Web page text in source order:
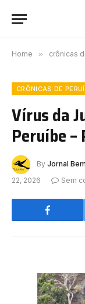
Home » crônicas
CRÔNICAS DE
Vírus da
Peruíbe –
By Jornal
22, 2026
Sem